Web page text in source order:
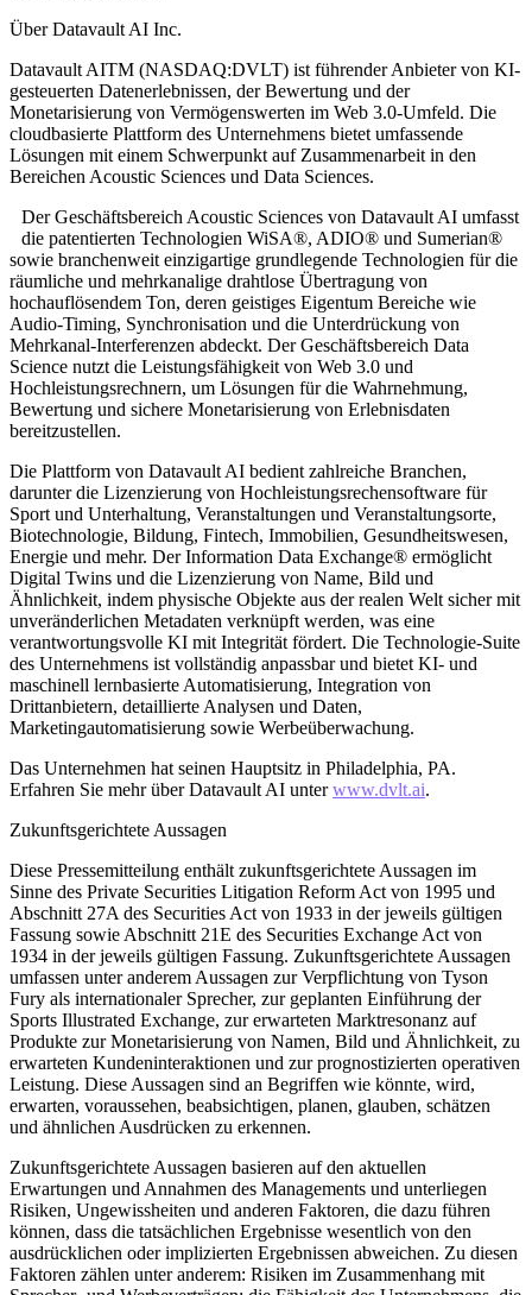
Über Datavault AI Inc.
Datavault AITM (NASDAQ:DVLT) ist führender Anbieter von KI-
gesteuerten Datenerlebnissen, der Bewertung und der
Monetarisierung von Vermögenswerten im Web 3.0-Umfeld. Die
cloudbasierte Plattform des Unternehmens bietet umfassende
Lösungen mit einem Schwerpunkt auf Zusammenarbeit in den
Bereichen Acoustic Sciences und Data Sciences.
Der Geschäftsbereich Acoustic Sciences von Datavault AI umfasst
die patentierten Technologien WiSA®, ADIO® und Sumerian®
sowie branchenweit einzigartige grundlegende Technologien für die
räumliche und mehrkanalige drahtlose Übertragung von
hochauflösendem Ton, deren geistiges Eigentum Bereiche wie
Audio-Timing, Synchronisation und die Unterdrückung von
Mehrkanal-Interferenzen abdeckt. Der Geschäftsbereich Data
Science nutzt die Leistungsfähigkeit von Web 3.0 und
Hochleistungsrechnern, um Lösungen für die Wahrnehmung,
Bewertung und sichere Monetarisierung von Erlebnisdaten
bereitzustellen.
Die Plattform von Datavault AI bedient zahlreiche Branchen,
darunter die Lizenzierung von Hochleistungsrechensoftware für
Sport und Unterhaltung, Veranstaltungen und Veranstaltungsorte,
Biotechnologie, Bildung, Fintech, Immobilien, Gesundheitswesen,
Energie und mehr. Der Information Data Exchange® ermöglicht
Digital Twins und die Lizenzierung von Name, Bild und
Ähnlichkeit, indem physische Objekte aus der realen Welt sicher mit
unveränderlichen Metadaten verknüpft werden, was eine
verantwortungsvolle KI mit Integrität fördert. Die Technologie-Suite
des Unternehmens ist vollständig anpassbar und bietet KI- und
maschinell lernbasierte Automatisierung, Integration von
Drittanbietern, detaillierte Analysen und Daten,
Marketingautomatisierung sowie Werbeüberwachung.
Das Unternehmen hat seinen Hauptsitz in Philadelphia, PA.
Erfahren Sie mehr über Datavault AI unterwww.dvlt.ai.
Zukunftsgerichtete Aussagen
Diese Pressemitteilung enthält zukunftsgerichtete Aussagen im
Sinne des Private Securities Litigation Reform Act von 1995 und
Abschnitt 27A des Securities Act von 1933 in der jeweils gültigen
Fassung sowie Abschnitt 21E des Securities Exchange Act von
1934 in der jeweils gültigen Fassung. Zukunftsgerichtete Aussagen
umfassen unter anderem Aussagen zur Verpflichtung von Tyson
Fury als internationaler Sprecher, zur geplanten Einführung der
Sports Illustrated Exchange, zur erwarteten Marktresonanz auf
Produkte zur Monetarisierung von Namen, Bild und Ähnlichkeit, zu
erwarteten Kundeninteraktionen und zur prognostizierten operativen
Leistung. Diese Aussagen sind an Begriffen wie könnte, wird,
erwarten, voraussehen, beabsichtigen, planen, glauben, schätzen
und ähnlichen Ausdrücken zu erkennen.
Zukunftsgerichtete Aussagen basieren auf den aktuellen
Erwartungen und Annahmen des Managements und unterliegen
Risiken, Ungewissheiten und anderen Faktoren, die dazu führen
können, dass die tatsächlichen Ergebnisse wesentlich von den
ausdrücklichen oder implizierten Ergebnissen abweichen. Zu diesen
Faktoren zählen unter anderem: Risiken im Zusammenhang mit